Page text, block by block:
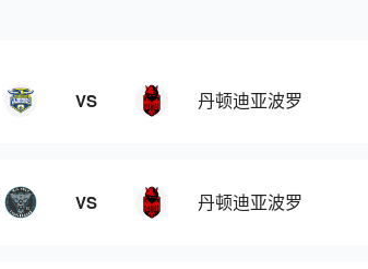
VS 丹顿迪亚波罗
VS 丹顿迪亚波罗